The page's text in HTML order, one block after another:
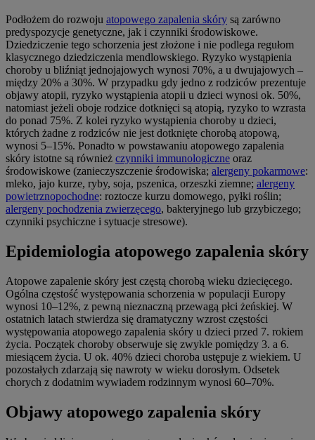
Podłożem do rozwoju atopowego zapalenia skóry są zarówno
predyspozycje genetyczne, jak i czynniki środowiskowe.
Dziedziczenie tego schorzenia jest złożone i nie podlega regułom
klasycznego dziedziczenia mendlowskiego. Ryzyko wystąpienia
choroby u bliźniąt jednojajowych wynosi 70%, a u dwujajowych –
między 20% a 30%. W przypadku gdy jedno z rodziców prezentuje
objawy atopii, ryzyko wystąpienia atopii u dzieci wynosi ok. 50%,
natomiast jeżeli oboje rodzice dotknięci są atopią, ryzyko to wzrasta
do ponad 75%. Z kolei ryzyko wystąpienia choroby u dzieci,
których żadne z rodziców nie jest dotknięte chorobą atopową,
wynosi 5–15%. Ponadto w powstawaniu atopowego zapalenia
skóry istotne są również czynniki immunologiczne oraz
środowiskowe (zanieczyszczenie środowiska; alergeny pokarmowe:
mleko, jajo kurze, ryby, soja, pszenica, orzeszki ziemne; alergeny
powietrznopochodne: roztocze kurzu domowego, pyłki roślin;
alergeny pochodzenia zwierzęcego, bakteryjnego lub grzybiczego;
czynniki psychiczne i sytuacje stresowe).
Epidemiologia atopowego zapalenia skóry
Atopowe zapalenie skóry jest częstą chorobą wieku dziecięcego.
Ogólna częstość występowania schorzenia w populacji Europy
wynosi 10–12%, z pewną nieznaczną przewagą płci żeńskiej. W
ostatnich latach stwierdza się dramatyczny wzrost częstości
występowania atopowego zapalenia skóry u dzieci przed 7. rokiem
życia. Początek choroby obserwuje się zwykle pomiędzy 3. a 6.
miesiącem życia. U ok. 40% dzieci choroba ustępuje z wiekiem. U
pozostałych zdarzają się nawroty w wieku dorosłym. Odsetek
chorych z dodatnim wywiadem rodzinnym wynosi 60–70%.
Objawy atopowego zapalenia skóry